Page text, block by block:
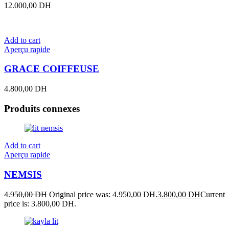
12.000,00 DH
Add to cart
Aperçu rapide
GRACE COIFFEUSE
4.800,00 DH
Produits connexes
Add to cart
Aperçu rapide
NEMSIS
4.950,00DH Original price was: 4.950,00 DH.3.800,00 DHCurrent
price is: 3.800,00 DH.